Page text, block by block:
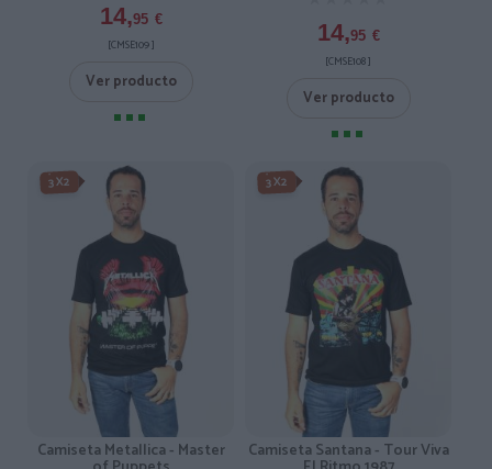
14,95 €
[CMSE109 ]
Ver producto
14,95 €
[CMSE108 ]
Ver producto
3X2
Camiseta Metallica - Master
3X2
Camiseta Santana - Tour Viva